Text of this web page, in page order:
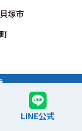
貝塚市
LINE公式